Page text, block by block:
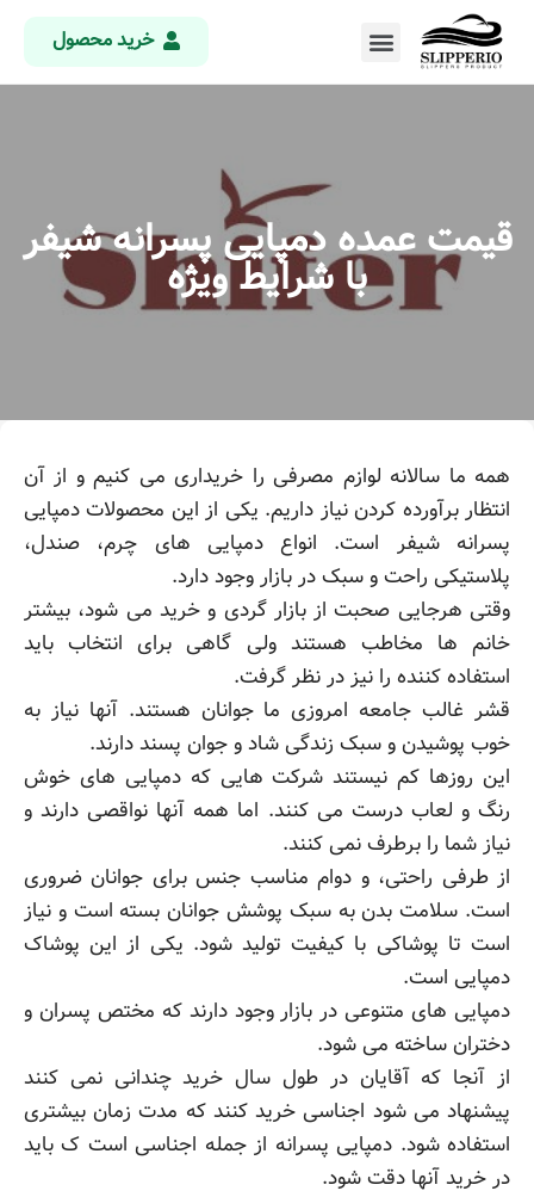
خرید محصول
قیمت عمده دمپایی پسرانه شیفر
با شرایط ویژه
همه ما سالانه لوازم مصرفی را خریداری می کنیم و از آن
انتظار برآورده کردن نیاز داریم. یکی از این محصولات دمپایی
پسرانه شیفر است. انواع دمپایی های چرم، صندل،
پلاستیکی راحت و سبک در بازار وجود دارد.
وقتی هرجایی صحبت از بازار گردی و خرید می شود، بیشتر
خانم ها مخاطب هستند ولی گاهی برای انتخاب باید
استفاده کننده را نیز در نظر گرفت.
قشر غالب جامعه امروزی ما جوانان هستند. آنها نیاز به
خوب پوشیدن و سبک زندگی شاد و جوان پسند دارند.
این روزها کم نیستند شرکت هایی که دمپایی های خوش
رنگ و لعاب درست می کنند. اما همه آنها نواقصی دارند و
نیاز شما را برطرف نمی کنند.
از طرفی راحتی، و دوام مناسب جنس برای جوانان ضروری
است. سلامت بدن به سبک پوشش جوانان بسته است و نیاز
است تا پوشاکی با کیفیت تولید شود. یکی از این پوشاک
دمپایی است.
دمپایی های متنوعی در بازار وجود دارند که مختص پسران و
دختران ساخته می شود.
از آنجا که آقایان در طول سال خرید چندانی نمی کنند
پیشنهاد می شود اجناسی خرید کنند که مدت زمان بیشتری
استفاده شود. دمپایی پسرانه از جمله اجناسی است ک باید
در خرید آنها دقت شود.